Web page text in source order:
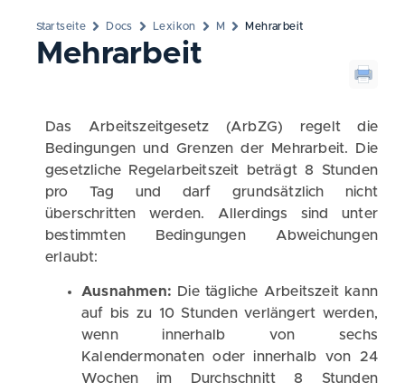
Startseite Docs Lexikon M Mehrarbeit
Mehrarbeit
Das Arbeitszeitgesetz (ArbZG) regelt die
Bedingungen und Grenzen der Mehrarbeit. Die
gesetzliche Regelarbeitszeit beträgt 8 Stunden
pro Tag und darf grundsätzlich nicht
überschritten werden. Allerdings sind unter
bestimmten Bedingungen Abweichungen
erlaubt:
Ausnahmen: Die tägliche Arbeitszeit kann
auf bis zu 10 Stunden verlängert werden,
wenn innerhalb von sechs
Kalendermonaten oder innerhalb von 24
Wochen im Durchschnitt 8 Stunden